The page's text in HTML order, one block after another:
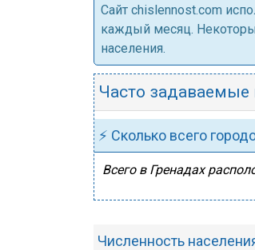
Cайт chislennost.com
каждый месяц.
населения.
Часто задаваемые
⚡ Сколько всего
Всего в Гренадах
Численность